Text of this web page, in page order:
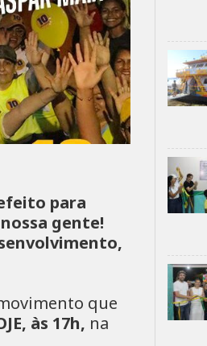
para
gente!
que
às 17h, na